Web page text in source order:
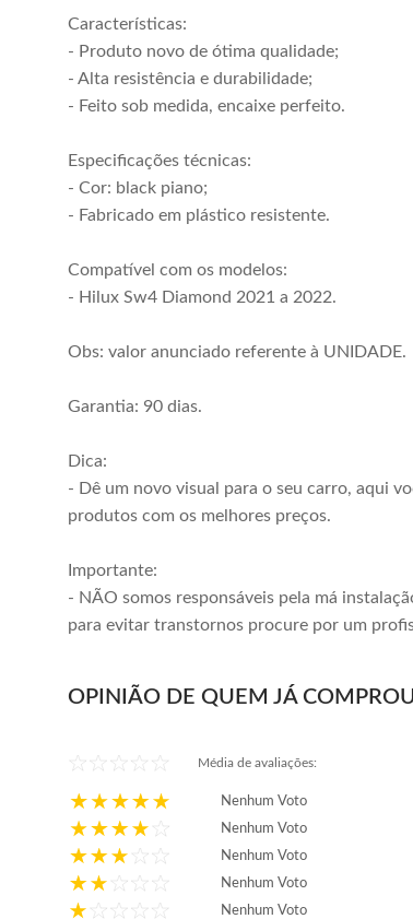
Características:
- Produto novo de ótima qualidade;
- Alta resistência e durabilidade;
- Feito sob medida, encaixe perfeito.
Especificações técnicas:
- Cor: black piano;
- Fabricado em plástico resistente.
Compatível com os modelos:
- Hilux Sw4 Diamond 2021 a 2022.
Obs: valor anunciado referente à UNIDADE.
Garantia: 90 dias.
Dica:
- Dê um novo visual para o seu carro, aqui
produtos com os melhores preços.
Importante:
- NÃO somos responsáveis pela má
para evitar transtornos procure por um
OPINIÃO DE QUEM JÁ
Média de avaliações:
Nenhum Voto
Nenhum Voto
Nenhum Voto
Nenhum Voto
Nenhum Voto
Grade Inferior
Parachoque
SRV 2012 2013
2014 2015
R$ 125,00
ou em até 3xdeR$ 41,66
Comprar
Hilux Sw4
ou em até